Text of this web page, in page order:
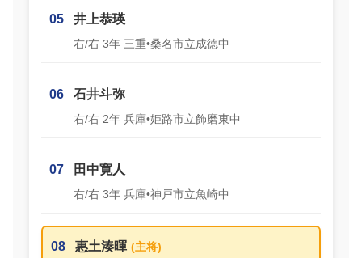
05 井上恭瑛
右/右 3年 三重•桑名市立成徳中
06 石井斗弥
右/右 2年 兵庫•姫路市立飾磨東中
07 田中寛人
右/右 3年 兵庫•神戸市立魚崎中
08 惠土湊暉